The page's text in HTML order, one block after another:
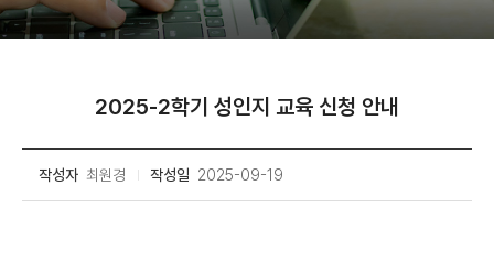
2025-2학기 성인지 교육 신청 안내
작성자 최원경 작성일 2025-09-19